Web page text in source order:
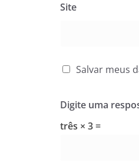
Site
Salvar meus
Digite uma
três × 3 =